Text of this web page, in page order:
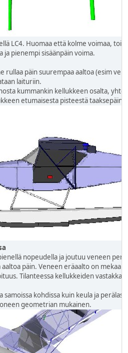
LC4. Huomaa että kolme voimaa,
ja pienempi sisäänpäin voima.
rullaa päin suurempaa aaltoa (esim
laituriin.
kummankin kellukkeen osalta,
etumaisesta pisteestä taaksepäin.
nopeudella ja joutuu veneen
päin. Veneen eräaalto on
Tilanteessa kellukkeiden
kohdissa kuin keula ja
geometrian mukainen.